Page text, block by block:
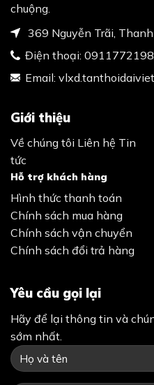
chuộng.
369 Nguyễn Trãi,
Điện thoại: 0911772198
Email:
Giới thiệu
Về chúng tôi Liên hệ Tin
tức
Hỗ trợ khách hàng
Hình thức thanh toán
Chính sách mua hàng
Chính sách vận chuyển
Chính sách đổi trả hàng
Yêu cầu gọi lại
Hãy để lại thông tin và
sớm nhất.